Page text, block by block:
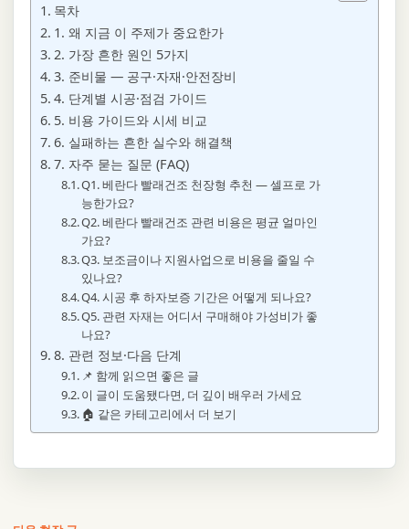
목차
1. 왜 지금 이 주제가 중요한가
2. 가장 흔한 원인 5가지
3. 준비물 — 공구·자재·안전장비
4. 단계별 시공·점검 가이드
5. 비용 가이드와 시세 비교
6. 실패하는 흔한 실수와 해결책
7. 자주 묻는 질문 (FAQ)
Q1. 베란다 빨래건조 천장형 추천 — 셀프로 가
능한가요?
Q2. 베란다 빨래건조 관련 비용은 평균 얼마인
가요?
Q3. 보조금이나 지원사업으로 비용을 줄일 수
있나요?
Q4. 시공 후 하자보증 기간은 어떻게 되나요?
Q5. 관련 자재는 어디서 구매해야 가성비가 좋
나요?
8. 관련 정보·다음 단계
📌 함께 읽으면 좋은 글
이 글이 도움됐다면, 더 깊이 배우러 가세요
🏠 같은 카테고리에서 더 보기